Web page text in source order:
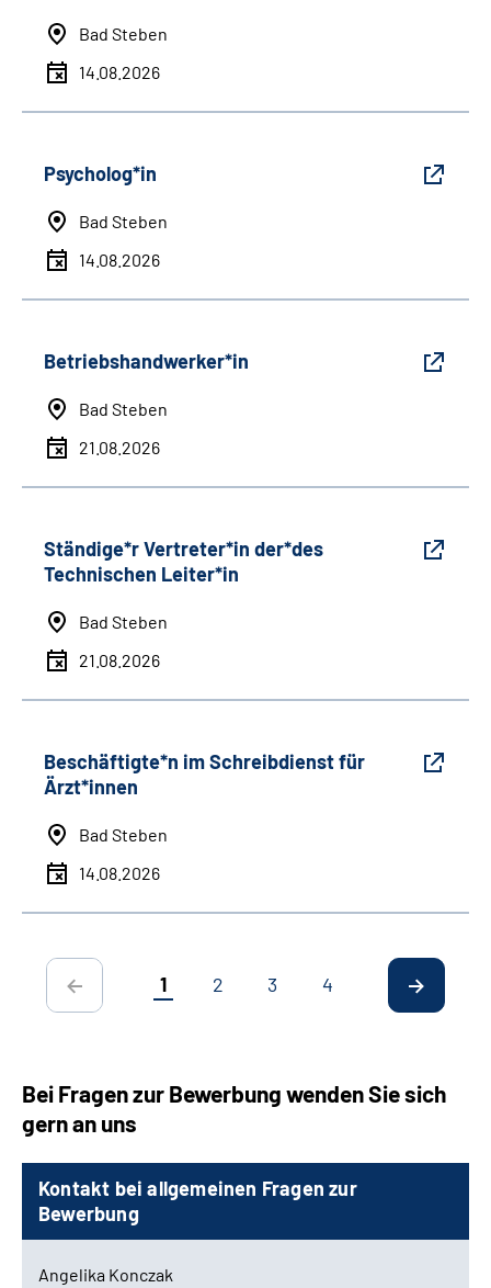
Bad Steben
14.08.2026
Psycholog*in
Bad Steben
14.08.2026
Betriebshandwerker*in
Bad Steben
21.08.2026
Ständige*r Vertreter*in der*des
Technischen Leiter*in
Bad Steben
21.08.2026
Beschäftigte*n im Schreibdienst für
Ärzt*innen
Bad Steben
14.08.2026
1 2 3 4
Bei Fragen zur Bewerbung wenden Sie sich
gern an uns
Kontakt bei allgemeinen Fragen zur
Bewerbung
Angelika Konczak